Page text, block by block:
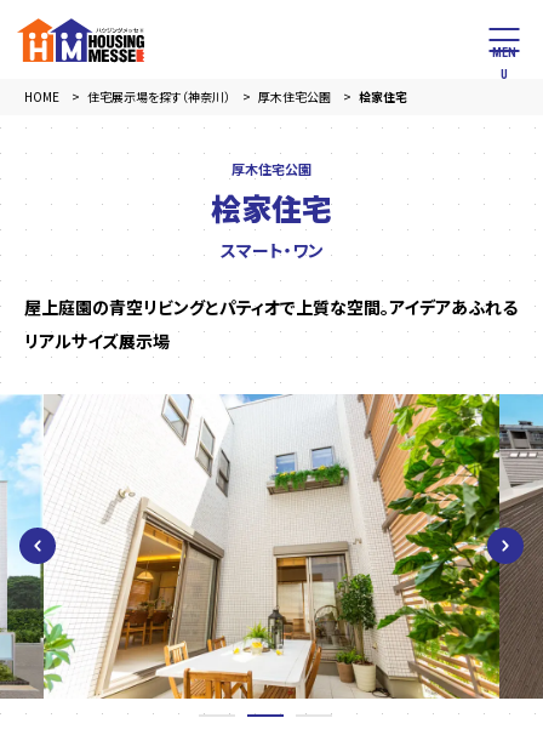
HOME 住宅展示場を探す（神奈川） 厚木住宅公園 桧家住宅
厚木住宅公園
桧家住宅
スマート・ワン
屋上庭園の青空リビングとパティオで上質な空間。アイデアあふれる
リアルサイズ展示場